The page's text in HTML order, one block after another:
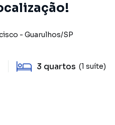
- Guarulhos/SP
3 quartos (1 suíte)